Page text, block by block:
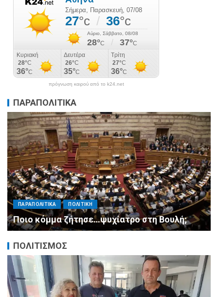
πρόγνωση καιρού από το k24.net
ΠΑΡΑΠΟΛΙΤΙΚΑ
ΠΑΡΑΠΟΛΙΤΙΚΑ ΠΟΛΙΤΙΚΗ
Μητσοτάκης σε υπουργούς: Ξεχάστε τον
ανασχηματισμό, πιάστε δουλειά με 4
αυστηρές εντολές
ΠΟΛΙΤΙΣΜΟΣ